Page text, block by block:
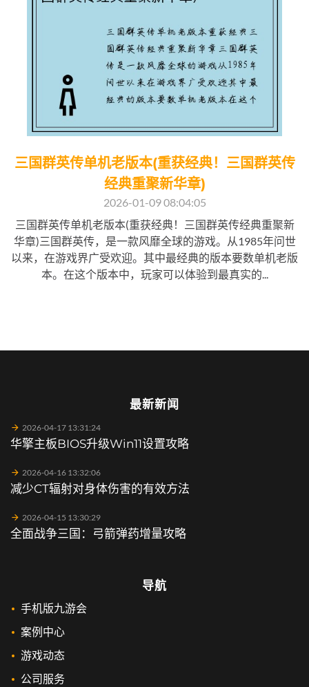
三国群英传单机老版本(重获经典！三国群英传
经典重聚新华章)
2026-01-09 08:04:05
三国群英传单机老版本(重获经典！三国群英传经典重聚新
华章)三国群英传，是一款风靡全球的游戏。从1985年问世
以来，在游戏界广受欢迎。其中最经典的版本要数单机老版
本。在这个版本中，玩家可以体验到最真实的...
最新新闻
2026-04-17 13:31:24
华擎主板BIOS升级Win11设置攻略
2026-04-16 13:32:06
减少CT辐射对身体伤害的有效方法
2026-04-15 13:30:29
全面战争三国：弓箭弹药增量攻略
导航
手机版九游会
案例中心
游戏动态
公司服务